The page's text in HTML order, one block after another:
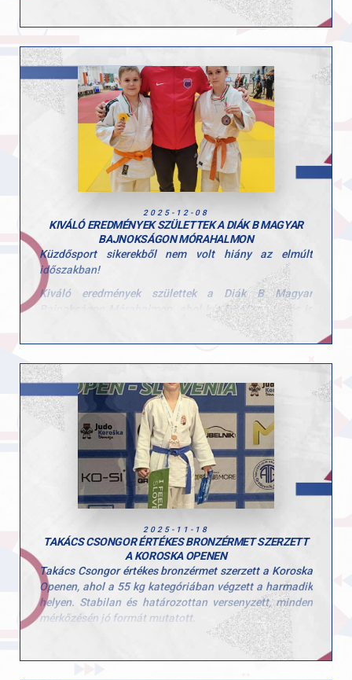
Benedek, Takács Csongor és Tóth Maxim indult ifi
korosztályban, a felnőtt korcsoportban pedig Vikol
Sok szép eredmény született, amire joggal lehetünk
büszkék. Közel 150 ifi indulóból és 110 felnőttből az
alábbi eredményeket értük el:
Ifjúsági korosztály:
- Takács Csongor 1. hely
- Szentes Benedek 1. hely
- Herkner Máté 7. hely
Felnőtt korosztály:
Vikol Ádám 3. hely
Szép volt fiúk, további szép eredményeket kívánunk
nektek 2026-ra!
2025-12-08
KIVÁLÓ EREDMÉNYEK SZÜLETTEK A DIÁK B MAGYAR
BAJNOKSÁGON MÓRAHALMON
Küzdősport sikerekből nem volt hiány az elmúlt
időszakban!
Kiváló eredmények születtek a Diák B Magyar
Bajnokságon Mórahalmon, ahol két GYAC-os judós is
A 60 kg-os kategóriában Gede Bálint három
magabiztos ippon győzelemmel lett magyar bajnok.
A 40 kg-ban versenyző Tamás Lotti szép
teljesítménnyel a harmadik helyen zárt.
Büszkék vagyunk rá, hogy a judo szakosztály fiataljai
kitartóan dolgoznak és folyamatosan fejlődnek. Nagy
gratuláció a versenyzőknek és edzőiknek, a szülőknek a
kitartásért és a sportba fektetett munkájukért!
2025-11-18
TAKÁCS CSONGOR ÉRTÉKES BRONZÉRMET SZERZETT
A KOROSKA OPENEN
Takács Csongor értékes bronzérmet szerzett a Koroska
Openen, ahol a 55 kg kategóriában végzett a harmadik
helyen. Stabilan és határozottan versenyzett, minden
mérkőzésén jó formát mutatott.
Szentes Benedek a 46 kg-os mezőnyben az ötödik
helyet érte el. Fegyelmezett munkát végzett, ami jól